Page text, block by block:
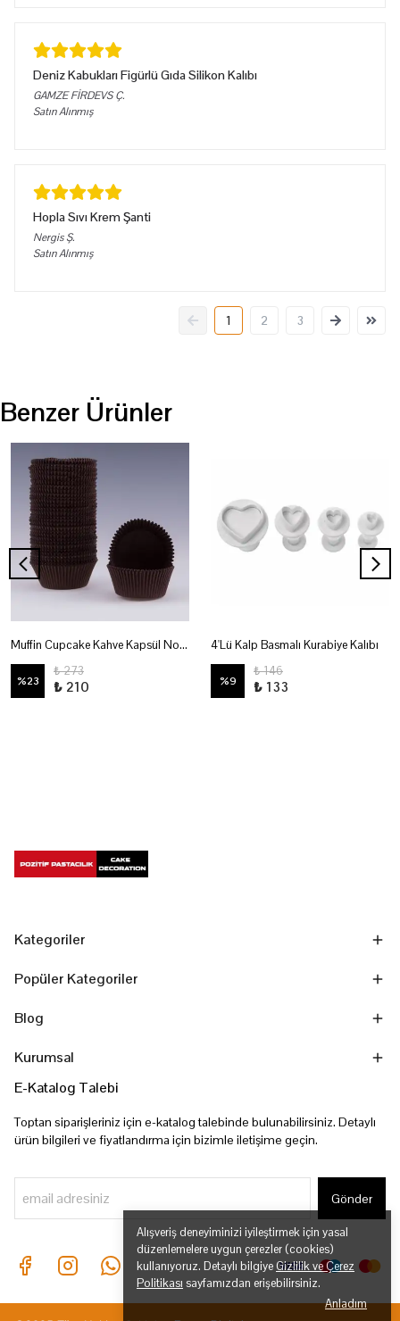
Alışveriş deneyiminizi iyileştirmek için yasal
düzenlemelere uygun çerezler (cookies)
kullanıyoruz. Detaylı bilgiye Gizlilik ve Çerez
Politikası sayfamızdan erişebilirsiniz.
Anladım
Deniz Kabukları Figürlü Gıda Silikon Kalıbı
GAMZE FİRDEVS Ç.
Satın Alınmış
Hopla Sıvı Krem Şanti
Nergis Ş.
Satın Alınmış
1 2 3
Benzer Ürünler
Muffin Cupcake Kahve Kapsül No:0
%23
₺ 273
₺ 210
4'Lü Kalp Basmalı Kurabiye Kalıbı
%9
₺ 146
₺ 133
Kategoriler
Popüler Kategoriler
Blog
Kurumsal
E-Katalog Talebi
Toptan siparişleriniz için e-katalog talebinde bulunabilirsiniz. Detaylı
ürün bilgileri ve fiyatlandırma için bizimle iletişime geçin.
Gönder